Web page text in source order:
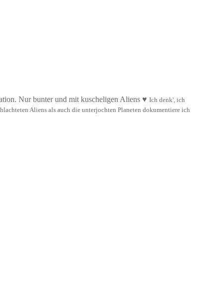
Nur bunter und mit kuscheligen Aliens ♥ Ich denk', ich
Aliens als auch die unterjochten Planeten dokumentiere ich